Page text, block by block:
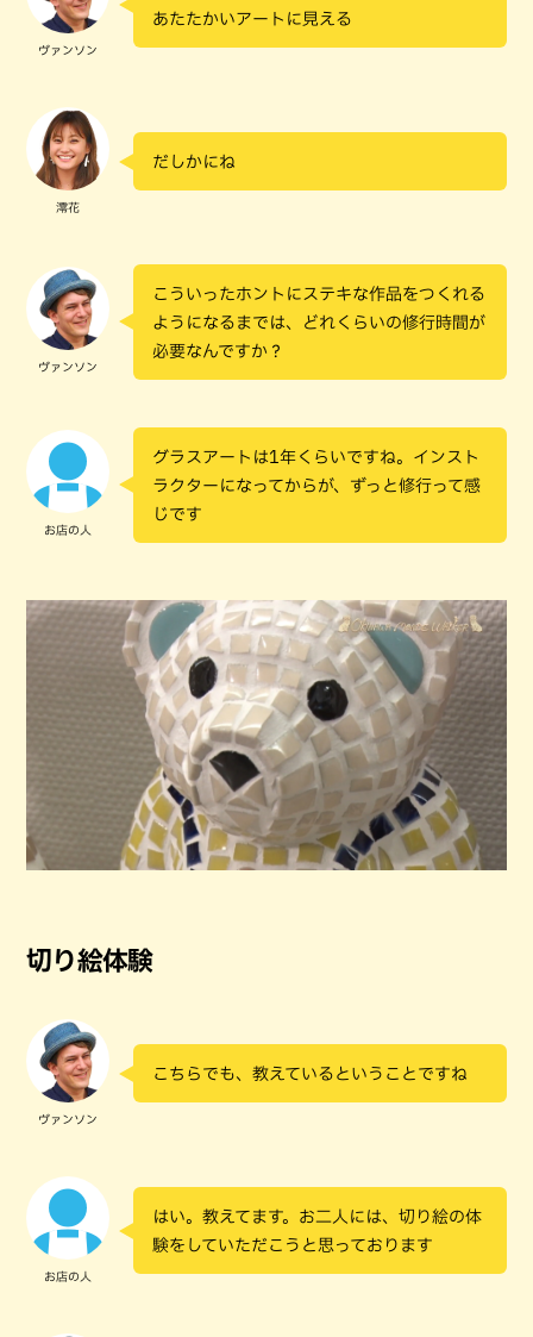
ヴァンソン
あたたかいアートに見える
澪花
だしかにね
ヴァンソン
こういったホントにステキな作品をつくれる
ようになるまでは、どれくらいの修行時間が
必要なんですか？
お店の人
グラスアートは1年くらいですね。インスト
ラクターになってからが、ずっと修行って感
じです
切り絵体験
ヴァンソン
こちらでも、教えているということですね
お店の人
はい。教えてます。お二人には、切り絵の体
験をしていただこうと思っております